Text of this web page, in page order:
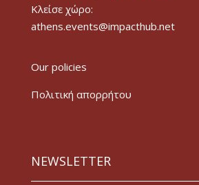
Κλείσε χώρο:
athens.events@impacthub.net
Our policies
Πολιτική απορρήτου
NEWSLETTER